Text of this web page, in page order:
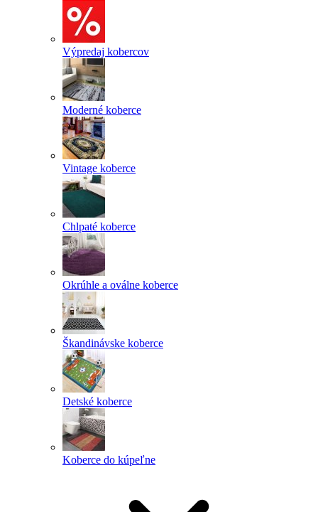
Výpredaj kobercov
Moderné koberce
Vintage koberce
Chlpaté koberce
Okrúhle a oválne koberce
Škandinávske koberce
Detské koberce
Koberce do kúpeľne